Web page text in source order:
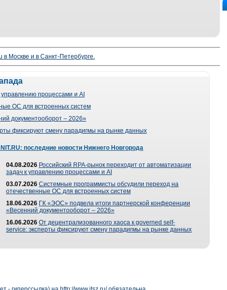
в Москве и в Санкт-Петербурге.
процессами и AI
ОС для встроенных систем
документооборот – 2026»
фиксируют смену парадигмы на рынке данных
последние новости Нижнего Новгорода
04.08.2026 Российский RPA-рынок переходит от автоматизации
задач к управлению процессами и AI
03.07.2026 Системные программисты обсудили переход на
отечественные ОС для встроенных систем
18.06.2026 ГК «ЭОС» подвела итоги партнерской конференции
«Весенний документооборот – 2026»
16.06.2026 От децентрализованного хаоса к governed self-
service: эксперты фиксируют смену парадигмы на рынке данных